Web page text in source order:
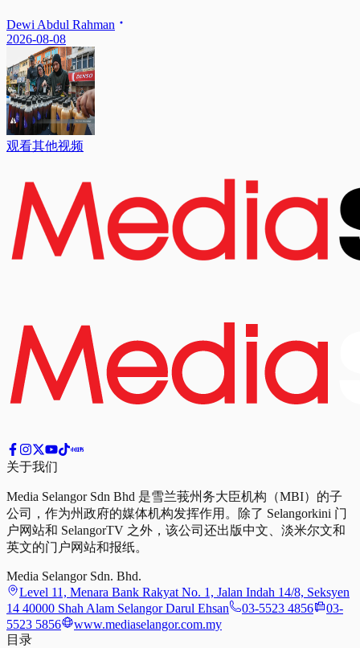
Dewi Abdul Rahman
2026-08-08
观看其他视频
关于我们
Media Selangor Sdn Bhd 是雪兰莪州务大臣机构（MBI）的子
公司，作为州政府的媒体机构发挥作用。除了 Selangorkini 门
户网站和 SelangorTV 之外，该公司还出版中文、淡米尔文和
英文的门户网站和报纸。
Media Selangor Sdn. Bhd.
Level 11, Menara Bank Rakyat No. 1, Jalan Indah 14/8, Seksyen
14 40000 Shah Alam Selangor Darul Ehsan
03-5523 4856
03-
5523 5856
www.mediaselangor.com.my
目录